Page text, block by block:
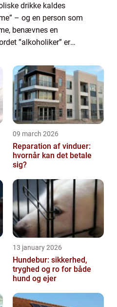
drikke kaldes
– og en person som
benævnes en
”alkoholiker” er
09 march 2026
Reparation af vinduer:
hvornår kan det betale
sig?
13 january 2026
Hundebur: sikkerhed,
tryghed og ro for både
hund og ejer